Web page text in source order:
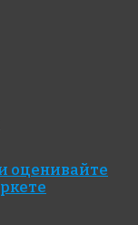
1990 руб./м²